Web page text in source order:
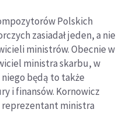
Polskich
zasiadał jeden, a nie
ministrów. Obecnie w
ministra skarbu, w
będą to także
i finansów. Kornowicz
reprezentant ministra